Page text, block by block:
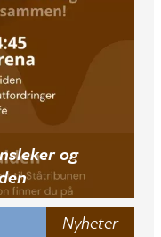
og
Nyheter